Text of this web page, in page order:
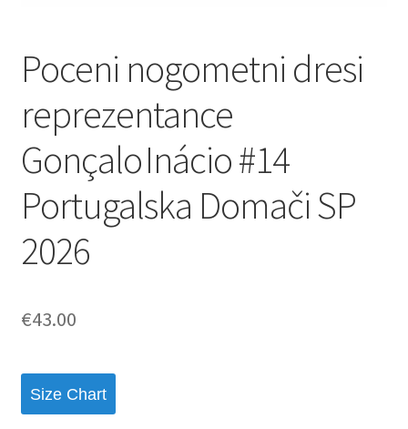
Poceni nogometni dresi
reprezentance
Gonçalo Inácio #14
Portugalska Domači SP
2026
€43.00
Size Chart